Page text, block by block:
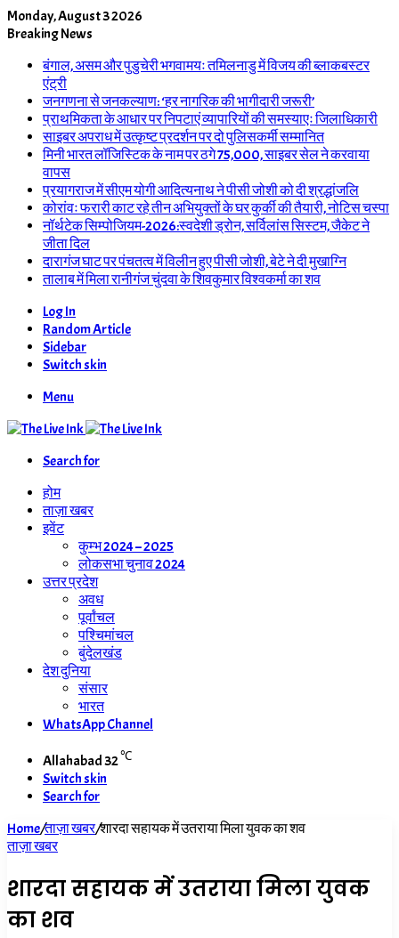
Monday, August 3 2026
Breaking News
बंगाल, असम और पुडुचेरी भगवामयः तमिलनाडु में विजय की ब्लाकबस्टर
एंट्री
जनगणना से जनकल्याण: ‘हर नागरिक की भागीदारी जरूरी’
प्राथमिकता के आधार पर निपटाएं व्यापारियों की समस्याएः जिलाधिकारी
साइबर अपराध में उत्कृष्ट प्रदर्शन पर दो पुलिसकर्मी सम्मानित
मिनी भारत लॉजिस्टिक के नाम पर ठगे 75,000, साइबर सेल ने करवाया
वापस
प्रयागराज में सीएम योगी आदित्यनाथ ने पीसी जोशी को दी श्रद्धांजलि
कोरांवः फरारी काट रहे तीन अभियुक्तों के घर कुर्की की तैयारी, नोटिस चस्पा
नॉर्थटेक सिम्पोजियम-2026:स्वदेशी ड्रोन, सर्विलांस सिस्टम, जैकेट ने
जीता दिल
दारागंज घाट पर पंचतत्व में विलीन हुए पीसी जोशी, बेटे ने दी मुखाग्नि
तालाब में मिला रानीगंज चुंदवा के शिवकुमार विश्वकर्मा का शव
Log In
Random Article
Sidebar
Switch skin
Menu
Search for
होम
ताज़ा खबर
इवेंट
कुम्भ 2024 – 2025
लोकसभा चुनाव 2024
उत्तर प्रदेश
अवध
पूर्वांचल
पश्चिमांचल
बुंदेलखंड
देश दुनिया
संसार
भारत
WhatsApp Channel
Allahabad32℃
Switch skin
Search for
Home/ताज़ा खबर/शारदा सहायक में उतराया मिला युवक का शव
ताज़ा खबर
शारदा सहायक में उतराया मिला युवक
का शव